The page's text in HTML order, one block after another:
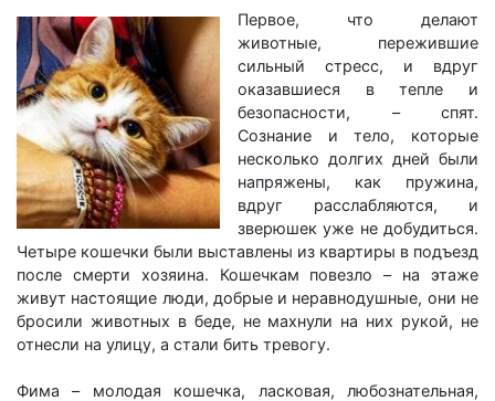
Первое, что делают
животные, пережившие
сильный стресс, и вдруг
оказавшиеся в тепле и
безопасности, – спят.
Сознание и тело, которые
несколько долгих дней были
напряжены, как пружина,
вдруг расслабляются, и
зверюшек уже не добудиться.
Четыре кошечки были выставлены из квартиры в подъезд
после смерти хозяина. Кошечкам повезло – на этаже
живут настоящие люди, добрые и неравнодушные, они не
бросили животных в беде, не махнули на них рукой, не
отнесли на улицу, а стали бить тревогу.
Фима – молодая кошечка, ласковая, любознательная,